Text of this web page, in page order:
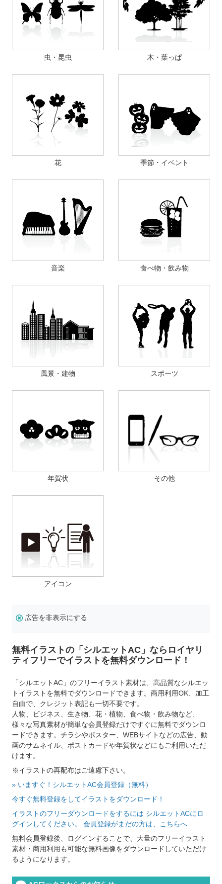
虫・昆虫 木・葉っぱ
花 季節・イベント
音楽 食べ物・飲み物
風景・建物 スポーツ
年賀状 その他
アイコン
広告を非表示にする
無料イラストの「シルエットAC」ならロイヤリ
ティフリーでイラストを無料ダウンロード！
「シルエットAC」のフリーイラスト素材は、高品質なシルエッ
トイラストを無料でダウンロードできます。商用利用OK、加工
自由で、クレジット表記も一切不要です。
人物、ビジネス、生き物、花・植物、食べ物・飲み物など、
様々な写真素材が簡単な会員登録だけですぐに無料でダウンロ
ードできます。チラシやポスター、WEBサイトなどの広告、動
画のサムネイル、ポストカードや年賀状などにもご利用いただ
けます。
※イラストの再配布はご遠慮下さい。
» いますぐ！シルエットAC会員登録（無料）
今すぐ無料登録をしてイラストをダウンロード！
イラストのフリーダウンロードをするには シルエットACにロ
グインしてください。 会員登録がまだの方は、こちらへ
無料会員登録後、ログインすることで、大量のフリーイラスト
素材・商用利用も可能な無料画像をダウンロードしていただけ
るようになります。